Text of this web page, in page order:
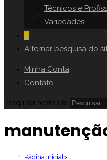
Técnicos e
Variedades
0
Alternar pesquisa do
Minha Conta
Contato
Pesquisar neste site
Página inicial >